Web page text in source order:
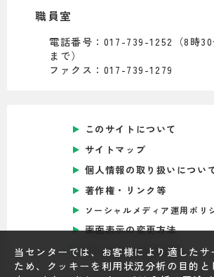
当センターでは、お客様により適したサ
ため、クッキーを利用状況分析の目的と
職員室
電話番号：017-739-1252（8時
まで）
ファクス：017-739-1279
このサイトについて
サイトマップ
個人情報の取り扱いについ
著作権・リンク等
ソーシャルメディア運用ポリ
画面表示の変更方法
Foreign Language